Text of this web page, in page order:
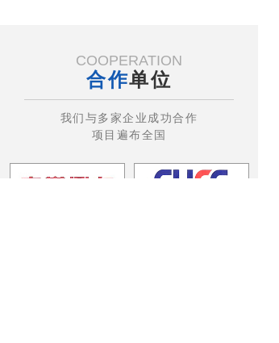
COOPERATION
合作单位
我们与多家企业成功合作
项目遍布全国
首页 产品 风采 电话